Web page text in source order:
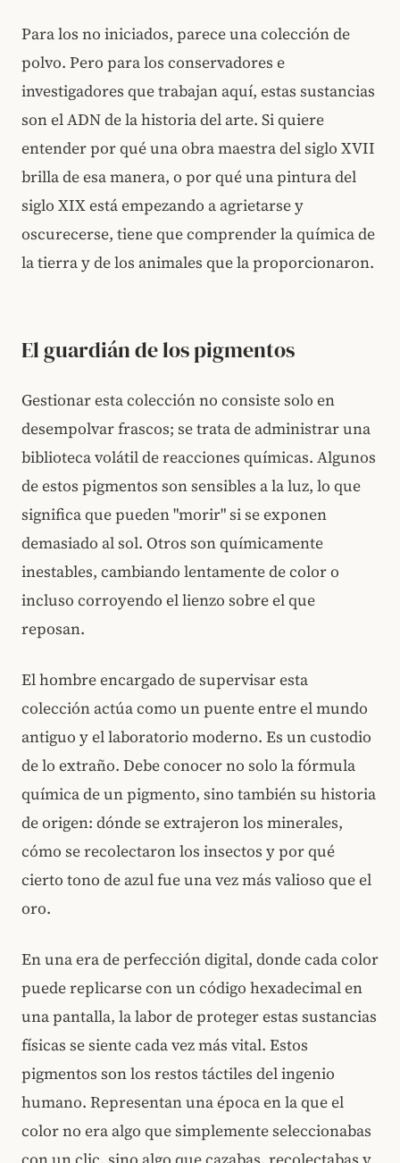
Para los no iniciados, parece una colección de
polvo. Pero para los conservadores e
investigadores que trabajan aquí, estas sustancias
son el ADN de la historia del arte. Si quiere
entender por qué una obra maestra del siglo XVII
brilla de esa manera, o por qué una pintura del
siglo XIX está empezando a agrietarse y
oscurecerse, tiene que comprender la química de
la tierra y de los animales que la proporcionaron.
El guardián de los pigmentos
Gestionar esta colección no consiste solo en
desempolvar frascos; se trata de administrar una
biblioteca volátil de reacciones químicas. Algunos
de estos pigmentos son sensibles a la luz, lo que
significa que pueden "morir" si se exponen
demasiado al sol. Otros son químicamente
inestables, cambiando lentamente de color o
incluso corroyendo el lienzo sobre el que
reposan.
El hombre encargado de supervisar esta
colección actúa como un puente entre el mundo
antiguo y el laboratorio moderno. Es un custodio
de lo extraño. Debe conocer no solo la fórmula
química de un pigmento, sino también su historia
de origen: dónde se extrajeron los minerales,
cómo se recolectaron los insectos y por qué
cierto tono de azul fue una vez más valioso que el
oro.
En una era de perfección digital, donde cada color
puede replicarse con un código hexadecimal en
una pantalla, la labor de proteger estas sustancias
físicas se siente cada vez más vital. Estos
pigmentos son los restos táctiles del ingenio
humano. Representan una época en la que el
color no era algo que simplemente seleccionabas